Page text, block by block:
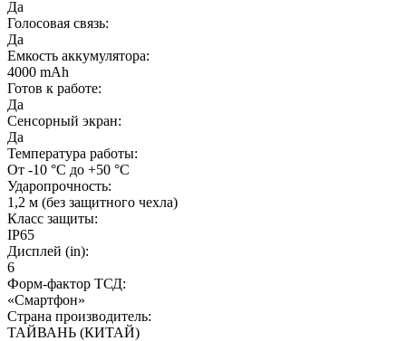
Да
Голосовая связь:
Да
Емкость аккумулятора:
4000 mAh
Готов к работе:
Да
Сенсорный экран:
Да
Температура работы:
От -10 °C до +50 °C
Ударопрочность:
1,2 м (без защитного чехла)
Класс защиты:
IP65
Дисплей (in):
6
Форм-фактор ТСД:
«Смартфон»
Страна производитель:
ТАЙВАНЬ (КИТАЙ)